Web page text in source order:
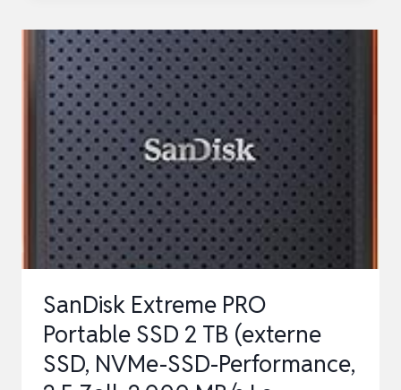
PORTABLE
SSD
1
TB
(FÜR
CONTENT
CREATOR,
ROBUSTE
BAUWEISE,
MB/S
LESEN
&…
SanDisk Extreme PRO
Portable SSD 2 TB (externe
SSD, NVMe-SSD-Performance,